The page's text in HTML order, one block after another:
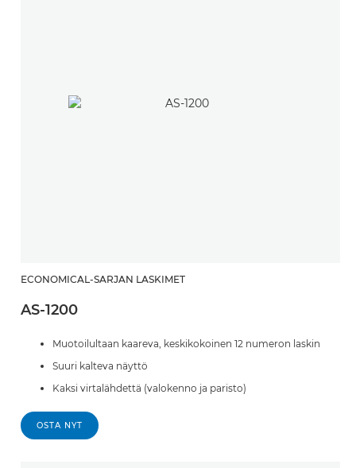
ECONOMICAL-SARJAN LASKIMET
AS-1200
Muotoilultaan kaareva, keskikokoinen 12 numeron laskin
Suuri kalteva näyttö
Kaksi virtalähdettä (valokenno ja paristo)
OSTA NYT